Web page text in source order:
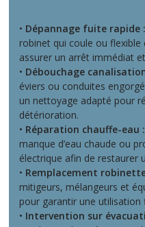
• Dépannage fuite rapide :
robinet qui coule ou
assurer un arrêt immédiat
• Débouchage
éviers ou conduites
un nettoyage adapté pour
détérioration.
• Réparation chauffe-eau :
manque d’eau chaude ou
électrique afin de restaurer
• Remplacement
mitigeurs, mélangeurs et
pour garantir une utilisation
• Intervention sur